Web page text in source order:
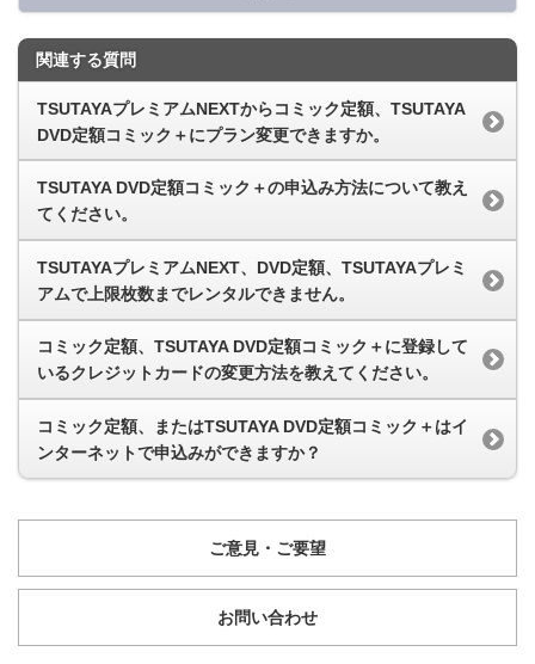
関連する質問
TSUTAYAプレミアムNEXTからコミック定額、TSUTAYA
DVD定額コミック＋にプラン変更できますか。
TSUTAYA DVD定額コミック＋の申込み方法について教え
てください。
TSUTAYAプレミアムNEXT、DVD定額、TSUTAYAプレミ
アムで上限枚数までレンタルできません。
コミック定額、TSUTAYA DVD定額コミック＋に登録して
いるクレジットカードの変更方法を教えてください。
コミック定額、またはTSUTAYA DVD定額コミック＋はイ
ンターネットで申込みができますか？
ご意見・ご要望
お問い合わせ